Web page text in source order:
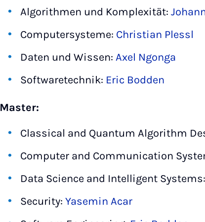
Algorithmen und Komplexität:
Computersysteme: Christian Plessl
Daten und Wissen: Axel Ngonga
Softwaretechnik: Eric Bodden
Master:
Classical and Quantum Algorithm
Computer and Communication
Data Science and Intelligent Systems:
Security: Yasemin Acar